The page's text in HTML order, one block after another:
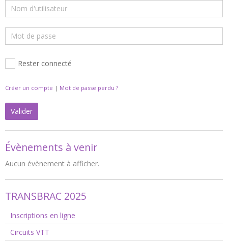
Rester connecté
Créer un compte | Mot de passe perdu ?
Valider
Évènements à venir
Aucun évènement à afficher.
TRANSBRAC 2025
Inscriptions en ligne
Circuits VTT